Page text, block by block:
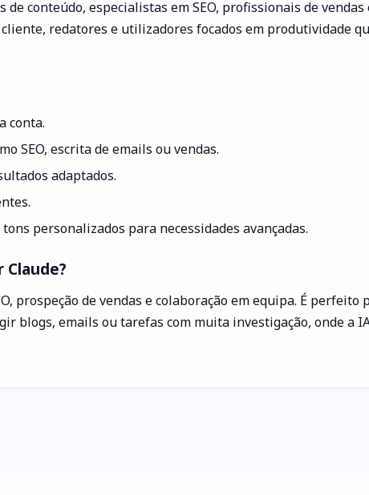
conteúdo, especialistas em SEO, profissionais de
redatores e utilizadores focados em produtividade
conta.
SEO, escrita de emails ou vendas.
adaptados.
personalizados para necessidades avançadas.
prospeção de vendas e colaboração em equipa. É
emails ou tarefas com muita investigação, onde a